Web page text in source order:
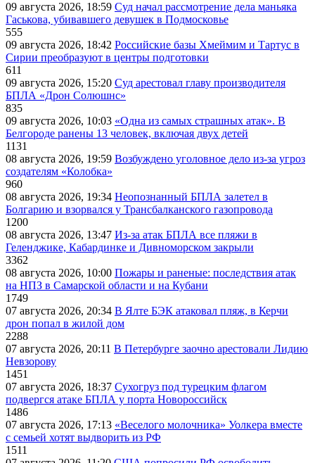
09 августа 2026, 18:59 Суд начал рассмотрение дела маньяка
Гаськова, убивавшего девушек в Подмосковье
555
09 августа 2026, 18:42 Российские базы Хмеймим и Тартус в
Сирии преобразуют в центры подготовки
611
09 августа 2026, 15:20 Суд арестовал главу производителя
БПЛА «Дрон Солюшнс»
835
09 августа 2026, 10:03 «Одна из самых страшных атак». В
Белгороде ранены 13 человек, включая двух детей
1131
08 августа 2026, 19:59 Возбуждено уголовное дело из-за угроз
создателям «Колобка»
960
08 августа 2026, 19:34 Неопознанный БПЛА залетел в
Болгарию и взорвался у Трансбалканского газопровода
1200
08 августа 2026, 13:47 Из-за атак БПЛА все пляжи в
Геленджике, Кабардинке и Дивноморском закрыли
3362
08 августа 2026, 10:00 Пожары и раненые: последствия атак
на НПЗ в Самарской области и на Кубани
1749
07 августа 2026, 20:34 В Ялте БЭК атаковал пляж, в Керчи
дрон попал в жилой дом
2288
07 августа 2026, 20:11 В Петербурге заочно арестовали Лидию
Невзорову
1451
07 августа 2026, 18:37 Сухогруз под турецким флагом
подвергся атаке БПЛА у порта Новороссийск
1486
07 августа 2026, 17:13 «Веселого молочника» Уолкера вместе
с семьей хотят выдворить из РФ
1511